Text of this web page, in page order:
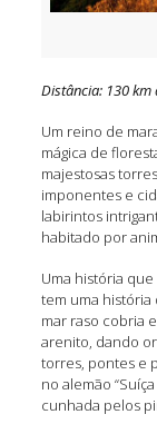
Distância: 130 km
Um reino de
mágica de
majestosas
imponentes e
labirintos
habitado por
Uma história
tem uma
mar raso cobria
arenito, dando
torres, pontes e
no alemão
cunhada pelos